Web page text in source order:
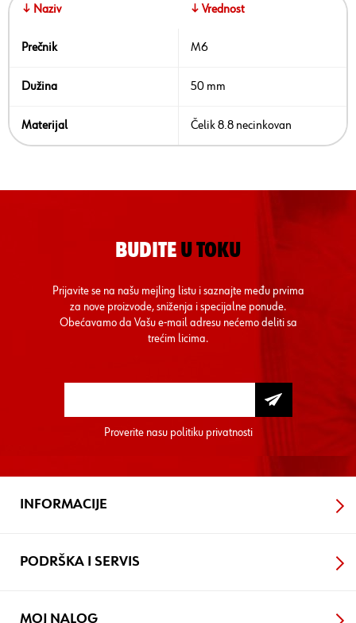
↓ Naziv ↓ Vrednost
Prečnik M6
Dužina 50 mm
Materijal Čelik 8.8 necinkovan
BUDITE U TOKU
Prijavite se na našu mejling listu i saznajte među prvima
za nove proizvode, sniženja i specijalne ponude.
Obećavamo da Vašu e-mail adresu nećemo deliti sa
trećim licima.
Proverite nasu politiku privatnosti
INFORMACIJE
PODRŠKA I SERVIS
MOJ NALOG